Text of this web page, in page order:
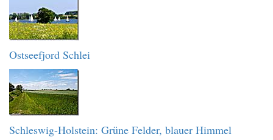
Ostseefjord Schlei
Schleswig-Holstein: Grüne Felder, blauer Himmel